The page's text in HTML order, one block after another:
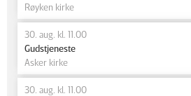
Røyken kirke
30. aug. kl. 11.00
Gudstjeneste
Asker kirke
30. aug. kl. 11.00